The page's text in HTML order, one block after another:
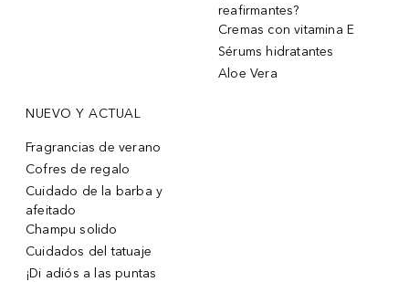
reafirmantes?
Cremas con vitamina E
Sérums hidratantes
Aloe Vera
NUEVO Y ACTUAL
Fragrancias de verano
Cofres de regalo
Cuidado de la barba y
afeitado
Champu solido
Cuidados del tatuaje
¡Di adiós a las puntas